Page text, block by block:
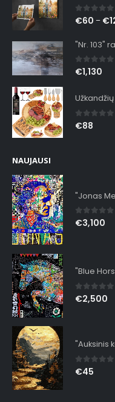
0out of
€60 – €
"Nr. 103"
0out of
€1,130
0out of
€88
NAUJAUSI
"Jonas
0out of
€3,100
"Blue
0out of
€2,500
"Auksinis
0out of
€45